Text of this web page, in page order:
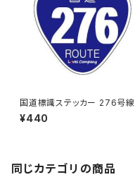
国道標識ステッカー 276号線
¥440
同じカテゴリの商品